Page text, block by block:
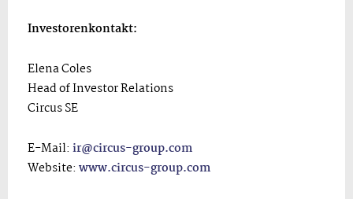
Investorenkontakt:
Elena Coles
Head of Investor Relations
Circus SE
E-Mail: ir@circus-group.com
Website: www.circus-group.com